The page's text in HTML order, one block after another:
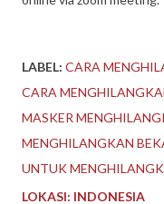
LABEL: CARA
CARA
MASKER
MENGHILANGKAN
UNTUK
LOKASI: INDONESIA